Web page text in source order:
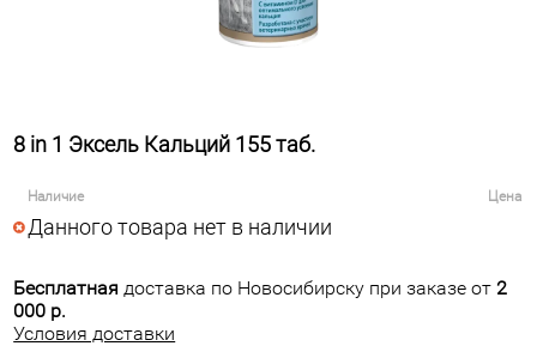
8 in 1 Эксель Кальций 155 таб.
Наличие Цена
Данного товара нет в наличии
Бесплатная доставка по Новосибирску при заказе от 2
000 р.
Условия доставки